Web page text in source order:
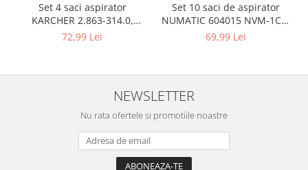
PC, Periferice & Software
Componente PC
Imprimante, Scanere &
Servere, Componente & UPS
Set 4 saci aspirator
KARCHER 2.863-314.0,
compatibil cu WD, KWD, SE
72,99 Lei
Set 10 saci de aspirator
NUMATIC 604015 NVM-1CH,
9L
69,99 Lei
NEWSLETTER
Nu rata ofertele si promotiile noastre